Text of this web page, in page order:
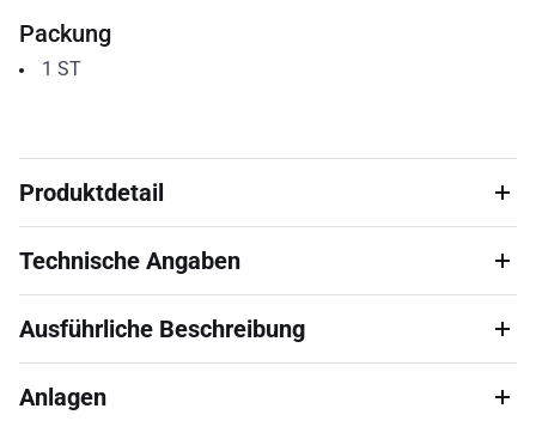
Packung
1 ST
Produktdetail
Technische Angaben
Ausführliche Beschreibung
Anlagen